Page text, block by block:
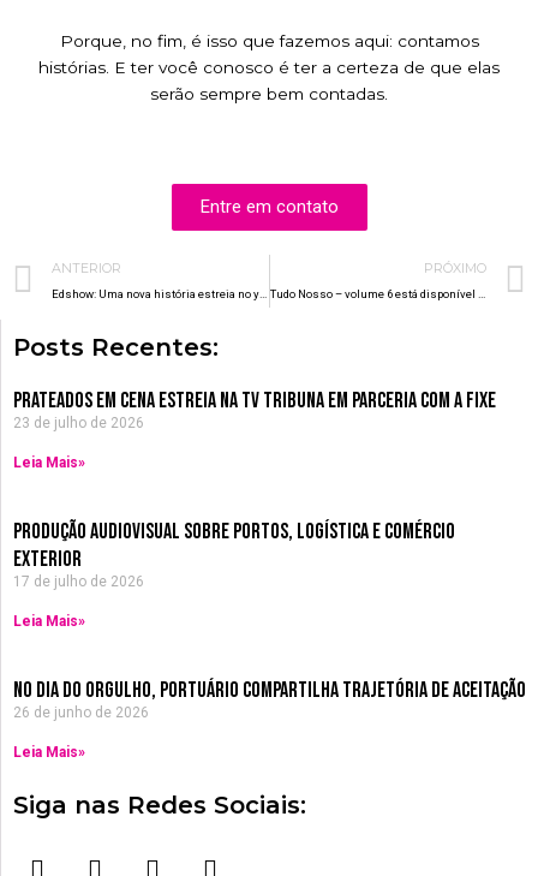
Porque, no fim, é isso que fazemos aqui: contamos
histórias. E ter você conosco é ter a certeza de que elas
serão sempre bem contadas.
Entre em contato
Prev
ANTERIOR
Edshow: Uma nova história estreia no youtube
PRÓXIMO
Tudo Nosso – volume 6 está disponível no YouTube
Posts Recentes:
Prateados em Cena estreia na TV Tribuna em parceria com a Fixe
23 de julho de 2026
Leia Mais»
Produção Audiovisual sobre Portos, Logística e Comércio
Exterior
17 de julho de 2026
Leia Mais»
no dia do orgulho, Portuário compartilha trajetória de aceitação
26 de junho de 2026
Leia Mais»
Siga nas Redes Sociais:
F
I
Y
W